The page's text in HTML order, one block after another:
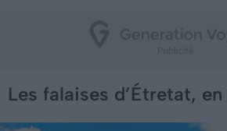
Les falaises d’Étretat,